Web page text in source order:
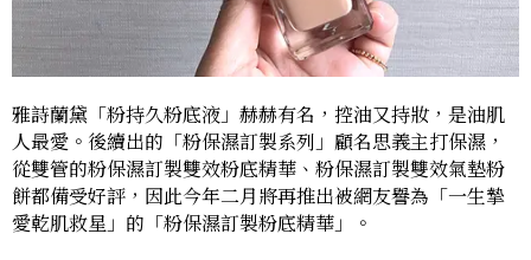
雅詩蘭黛「粉持久粉底液」赫赫有名，控油又持妝，是油肌
人最愛。後續出的「粉保濕訂製系列」顧名思義主打保濕，
從雙管的粉保濕訂製雙效粉底精華、粉保濕訂製雙效氣墊粉
餅都備受好評，因此今年二月將再推出被網友譽為「一生摯
愛乾肌救星」的「粉保濕訂製粉底精華」。